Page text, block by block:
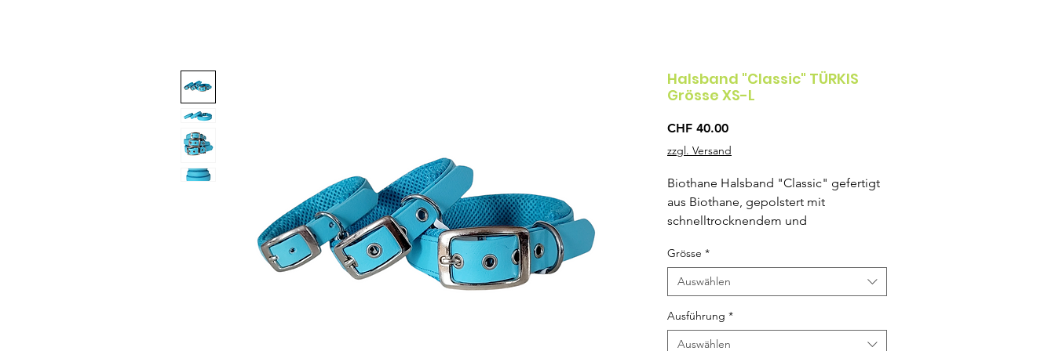
Halsband "Classic" TÜRKIS
Grösse XS-L
CHF 40.00Preis
zzgl. Versand
Biothane Halsband "Classic" gefertigt
aus Biothane, gepolstert mit
schnelltrocknendem und
Schnallenverschluss und Ösen (ausser
der XS Variante) .
Jedes Halsband kann auch ohne Ösen
und Polster, sowie mit
Grösse *
Auswählen
Ausführung *
Auswählen